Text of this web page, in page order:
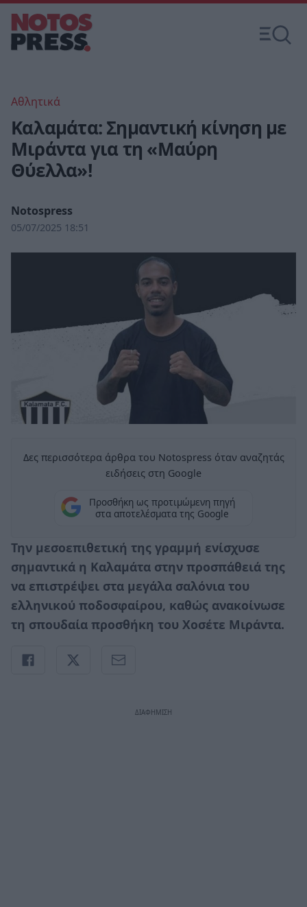
Αθλητικά
Καλαμάτα: Σημαντική κίνηση με
Μιράντα για τη «Μαύρη
Θύελλα»!
Notospress
05/07/2025 18:51
Δες περισσότερα άρθρα του Notospress όταν αναζητάς
ειδήσεις στη Google
Προσθήκη ως προτιμώμενη πηγή
στα αποτελέσματα της Google
Την μεσοεπιθετική της γραμμή ενίσχυσε
σημαντικά η Καλαμάτα στην προσπάθειά της
να επιστρέψει στα μεγάλα σαλόνια του
ελληνικού ποδοσφαίρου, καθώς ανακοίνωσε
τη σπουδαία προσθήκη του Χοσέτε Μιράντα.